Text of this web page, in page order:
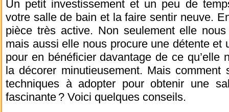
Un petit investissement et un peu de
votre salle de bain et la faire sentir neuve.
pièce très active. Non seulement elle
mais aussi elle nous procure une détente et
pour en bénéficier davantage de ce qu’elle
la décorer minutieusement. Mais comment
techniques à adopter pour obtenir une
fascinante ? Voici quelques conseils.